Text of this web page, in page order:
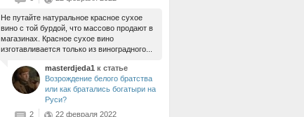
Не путайте натуральное красное сухое
вино с той бурдой, что массово продают в
магазинах. Красное сухое вино
изготавливается только из виноградного...
masterdjeda1 к статье
Возрождение белого братства
или как братались богатыри на
Руси?
2
22 февраля 2022